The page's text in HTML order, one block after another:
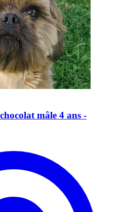
mâle 4 ans -